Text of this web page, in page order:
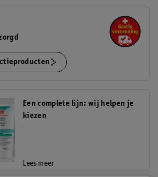
Een complete lijn: wij helpen je
kiezen
Lees meer